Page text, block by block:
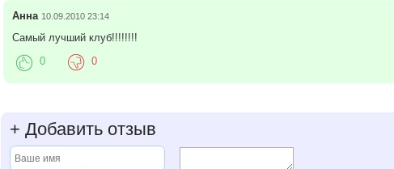
Анна 10.09.2010 23:14
Самый лучший клуб!!!!!!!!
0 0
+ Добавить отзыв